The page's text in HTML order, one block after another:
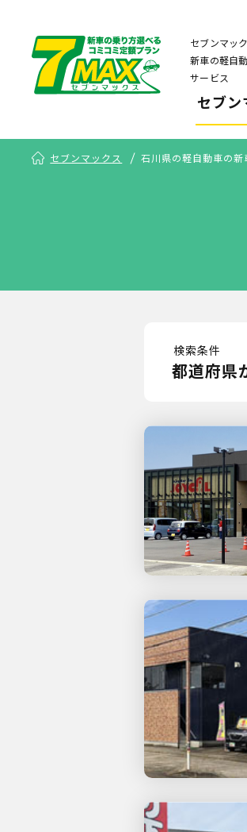
セブンマッ
新車の軽自
サービス
セブン
セブンマックス 石川県の軽自動車の
検索条件
都道府県